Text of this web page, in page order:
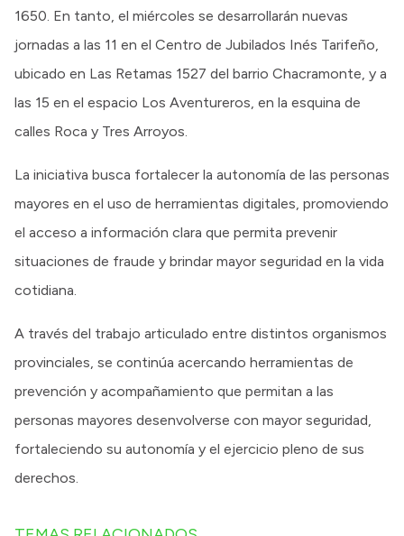
1650. En tanto, el miércoles se desarrollarán nuevas
jornadas a las 11 en el Centro de Jubilados Inés Tarifeño,
ubicado en Las Retamas 1527 del barrio Chacramonte, y a
las 15 en el espacio Los Aventureros, en la esquina de
calles Roca y Tres Arroyos.
La iniciativa busca fortalecer la autonomía de las personas
mayores en el uso de herramientas digitales, promoviendo
el acceso a información clara que permita prevenir
situaciones de fraude y brindar mayor seguridad en la vida
cotidiana.
A través del trabajo articulado entre distintos organismos
provinciales, se continúa acercando herramientas de
prevención y acompañamiento que permitan a las
personas mayores desenvolverse con mayor seguridad,
fortaleciendo su autonomía y el ejercicio pleno de sus
derechos.